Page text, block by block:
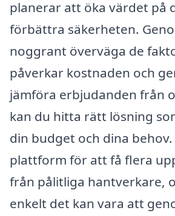
planerar att öka värdet på
förbättra säkerheten.
noggrant överväga de
påverkar kostnaden och
jämföra erbjudanden från
kan du hitta rätt lösning
din budget och dina
plattform för att få flera
från pålitliga hantverkare,
enkelt det kan vara att